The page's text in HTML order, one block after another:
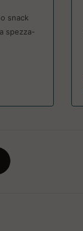
snack
spezza-